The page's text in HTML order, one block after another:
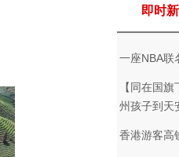
即时
一座NBA联
【同在国
州孩子到天
香港游客高